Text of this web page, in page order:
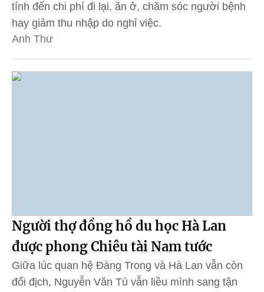
tính đến chi phí đi lại, ăn ở, chăm sóc người bệnh
hay giảm thu nhập do nghỉ việc.
Anh Thư
Người thợ đồng hồ du học Hà Lan
được phong Chiêu tài Nam tước
Giữa lúc quan hệ Đàng Trong và Hà Lan vẫn còn
đối địch, Nguyễn Văn Tú vẫn liều mình sang tận